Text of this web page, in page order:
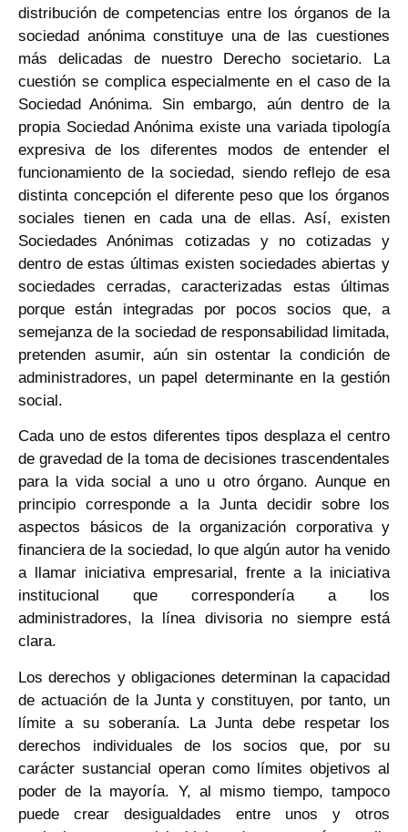
distribución de competencias entre los órganos de la
sociedad anónima constituye una de las cuestiones
más delicadas de nuestro Derecho societario. La
cuestión se complica especialmente en el caso de la
Sociedad Anónima. Sin embargo, aún dentro de la
propia Sociedad Anónima existe una variada tipología
expresiva de los diferentes modos de entender el
funcionamiento de la sociedad, siendo reflejo de esa
distinta concepción el diferente peso que los órganos
sociales tienen en cada una de ellas. Así, existen
Sociedades Anónimas cotizadas y no cotizadas y
dentro de estas últimas existen sociedades abiertas y
sociedades cerradas, caracterizadas estas últimas
porque están integradas por pocos socios que, a
semejanza de la sociedad de responsabilidad limitada,
pretenden asumir, aún sin ostentar la condición de
administradores, un papel determinante en la gestión
social.
Cada uno de estos diferentes tipos desplaza el centro
de gravedad de la toma de decisiones trascendentales
para la vida social a uno u otro órgano. Aunque en
principio corresponde a la Junta decidir sobre los
aspectos básicos de la organización corporativa y
financiera de la sociedad, lo que algún autor ha venido
a llamar iniciativa empresarial, frente a la iniciativa
institucional que correspondería a los
administradores, la línea divisoria no siempre está
clara.
Los derechos y obligaciones determinan la capacidad
de actuación de la Junta y constituyen, por tanto, un
límite a su soberanía. La Junta debe respetar los
derechos individuales de los socios que, por su
carácter sustancial operan como límites objetivos al
poder de la mayoría. Y, al mismo tiempo, tampoco
puede crear desigualdades entre unos y otros